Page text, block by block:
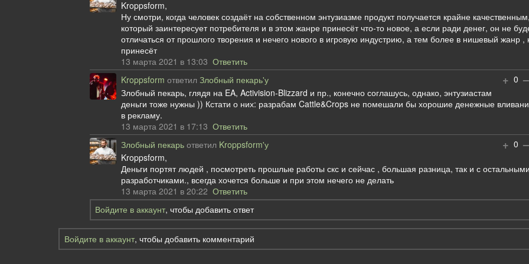
Kroppsform,
Ну смотри, когда человек создаёт на собственном энтузиазме продукт получается крайне качественным,
который заинтересует потребителя и в этом жанре принесёт что-то новое, а если ради денег, он не
отличаться от прошлого творения и нечего нового в игровую индустрию, а тем более в нишевый жанр ,
принесёт
13 марта 2021 в 13:03 Ответить
+ 0 –
Kroppsform ответил Злобный пекарь'у
Злобный пекарь, глядя на EA, Activision-Blizzard и пр., конечно соглашусь, однако, энтузиастам
деньги тоже нужны )) Кстати о них: разрабам Cattle&Crops не помешали бы хорошие денежные
в рекламу.
13 марта 2021 в 17:13 Ответить
+ 0 –
Злобный пекарь ответил Kroppsform'у
Kroppsform,
Деньги портят людей , посмотреть прошлые работы скс и сейчас , большая разница, так и с остальными
разработчиками., всегда хочется больше и при этом нечего не делать
13 марта 2021 в 20:22 Ответить
Войдите в аккаунт, чтобы добавить ответ
Войдите в аккаунт, чтобы добавить комментарий